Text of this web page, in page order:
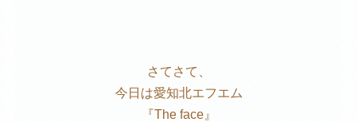
さてさて、
今日は愛知北エフエム
『The face』